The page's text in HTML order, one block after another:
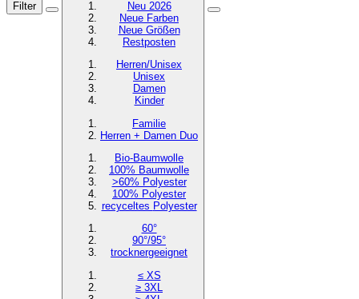
Filter
Neu 2026
Neue Farben
Neue Größen
Restposten
Herren/Unisex
Unisex
Damen
Kinder
Familie
Herren + Damen Duo
Bio-Baumwolle
100% Baumwolle
>60% Polyester
100% Polyester
recyceltes Polyester
60°
90°/95°
trocknergeeignet
≤ XS
≥ 3XL